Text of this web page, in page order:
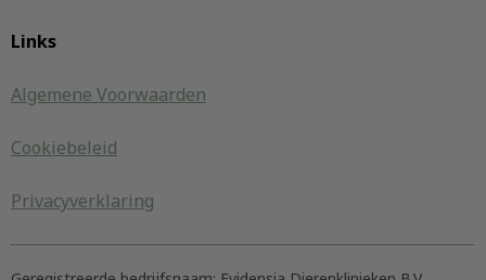
Links
Algemene Voorwaarden
Cookiebeleid
Privacyverklaring